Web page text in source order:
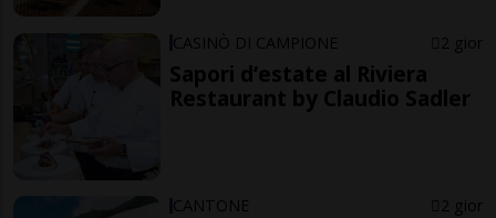
CASINÒ DI CAMPIONE 2 gior
Sapori d’estate al Riviera
Restaurant by Claudio Sadler
CANTONE 2 gior